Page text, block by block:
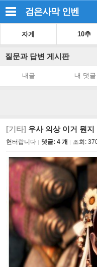
검은사막 인벤
자게 10추
질문과 답변 게시판
내글 내 댓글
[기타] 우사 의상 이거 뭔
헌터랍니다 댓글: 4 개 조회: